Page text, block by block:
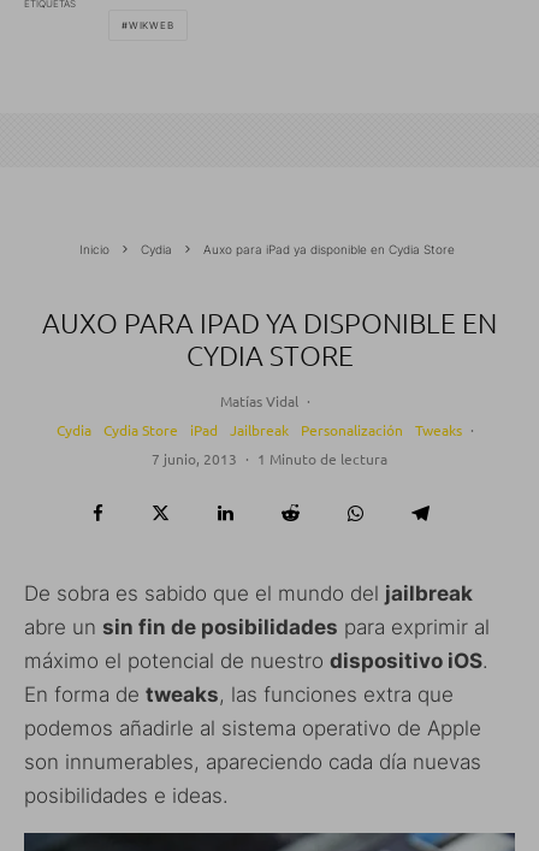
ETIQUETAS
WIKWEB
Inicio Cydia Auxo para iPad ya disponible en Cydia Store
AUXO PARA IPAD YA DISPONIBLE EN
CYDIA STORE
Matías Vidal ·
Cydia
Cydia Store iPad Jailbreak Personalización Tweaks ·
7 junio, 2013 · 1 Minuto de lectura
De sobra es sabido que el mundo del jailbreak
abre un sin fin de posibilidades para exprimir al
máximo el potencial de nuestro dispositivo iOS.
En forma de tweaks, las funciones extra que
podemos añadirle al sistema operativo de Apple
son innumerables, apareciendo cada día nuevas
posibilidades e ideas.